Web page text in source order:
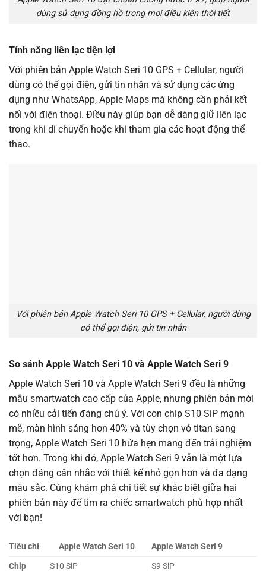
dùng sử dụng đồng hồ trong mọi điều kiện thời tiết
Tính năng liên lạc tiện lợi
Với phiên bản Apple Watch Seri 10 GPS + Cellular, người
dùng có thể gọi điện, gửi tin nhắn và sử dụng các ứng
dụng như WhatsApp, Apple Maps mà không cần phải kết
nối với điện thoại. Điều này giúp bạn dễ dàng giữ liên lạc
trong khi di chuyển hoặc khi tham gia các hoạt động thể
thao.
Với phiên bản Apple Watch Seri 10 GPS + Cellular, người dùng
có thể gọi điện, gửi tin nhắn
So sánh Apple Watch Seri 10 và Apple Watch Seri 9
Apple Watch Seri 10 và Apple Watch Seri 9 đều là những
mẫu smartwatch cao cấp của Apple, nhưng phiên bản mới
có nhiều cải tiến đáng chú ý. Với con chip S10 SiP mạnh
mẽ, màn hình sáng hơn 40% và tùy chọn vỏ titan sang
trọng, Apple Watch Seri 10 hứa hẹn mang đến trải nghiệm
tốt hơn. Trong khi đó, Apple Watch Seri 9 vẫn là một lựa
chọn đáng cân nhắc với thiết kế nhỏ gọn hơn và đa dạng
màu sắc. Cùng khám phá chi tiết sự khác biệt giữa hai
phiên bản này để tìm ra chiếc smartwatch phù hợp nhất
với bạn!
Tiêu chí Apple Watch Seri 10
Apple Watch Seri 9
Chip
S10 SiP S9 SiP